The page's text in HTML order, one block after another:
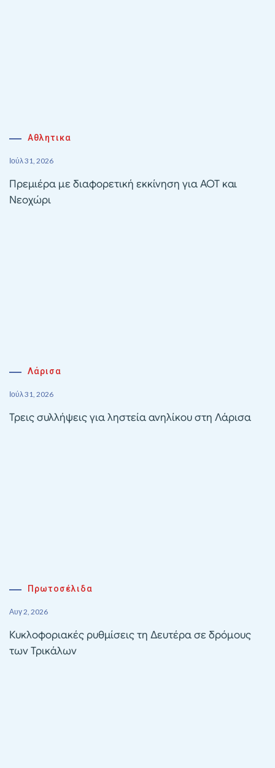
Αθλητικα
Ιούλ 31, 2026
Πρεμιέρα με διαφορετική εκκίνηση για ΑΟΤ και
Νεοχώρι
Λάρισα
Ιούλ 31, 2026
Τρεις συλλήψεις για ληστεία ανηλίκου στη Λάρισα
Πρωτοσέλιδα
Αυγ 2, 2026
Κυκλοφοριακές ρυθμίσεις τη Δευτέρα σε δρόμους
των Τρικάλων